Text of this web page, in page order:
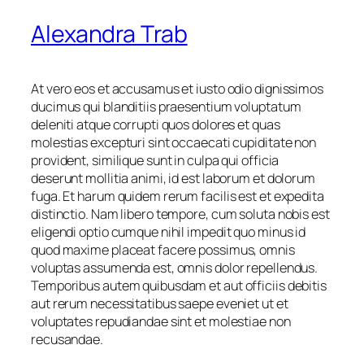
Alexandra Trab
At vero eos et accusamus et iusto odio dignissimos
ducimus qui blanditiis praesentium voluptatum
deleniti atque corrupti quos dolores et quas
molestias excepturi sint occaecati cupiditate non
provident, similique sunt in culpa qui officia
deserunt mollitia animi, id est laborum et dolorum
fuga. Et harum quidem rerum facilis est et expedita
distinctio. Nam libero tempore, cum soluta nobis est
eligendi optio cumque nihil impedit quo minus id
quod maxime placeat facere possimus, omnis
voluptas assumenda est, omnis dolor repellendus.
Temporibus autem quibusdam et aut officiis debitis
aut rerum necessitatibus saepe eveniet ut et
voluptates repudiandae sint et molestiae non
recusandae.